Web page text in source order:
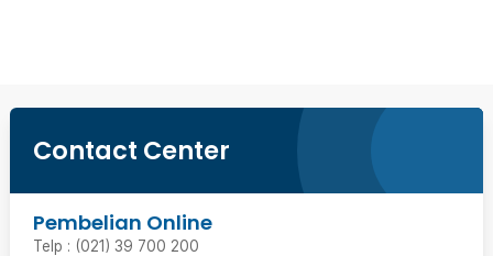
Contact Center
Pembelian Online
Telp : (021) 39 700 200